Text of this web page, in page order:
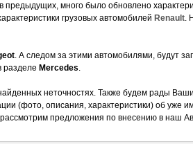
предыдущих, много было обновлено
грузовых автомобилей Renault.
. А следом за этими автомобилями, будут
разделе Mercedes.
неточностях. Также будем рады
(фото, описания, характеристики) об уже
предложения по внесению в наш